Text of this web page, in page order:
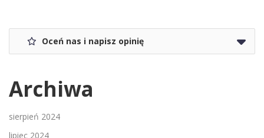
Oceń nas i napisz opinię
Archiwa
sierpień 2024
lipiec 2024